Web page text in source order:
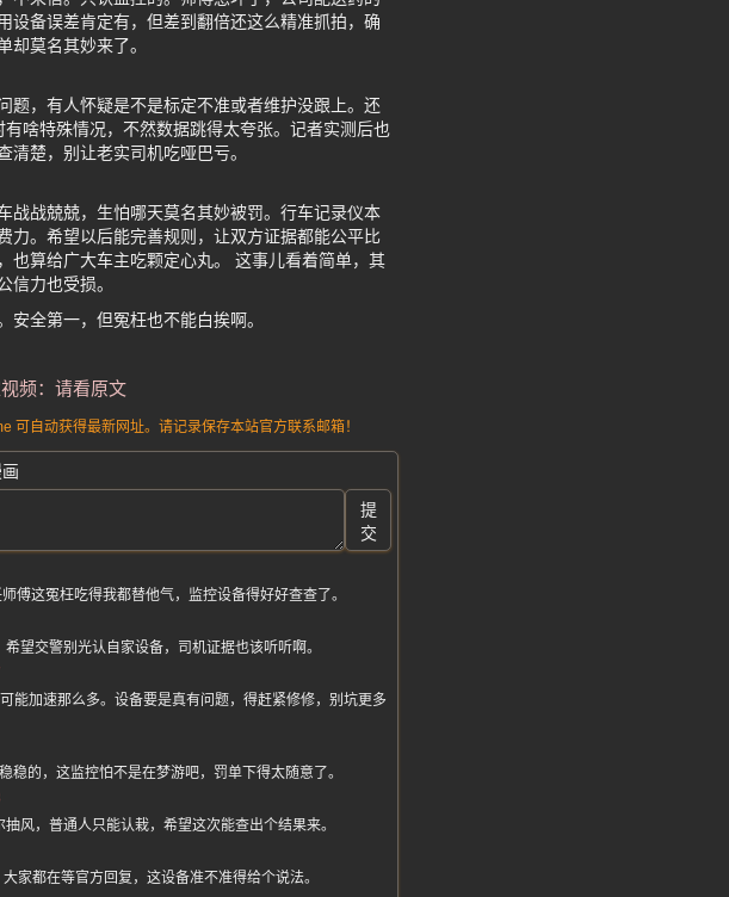
设备误差肯定有，但差到翻倍还这么精准抓拍，确
莫名其妙来了。
题，有人怀疑是不是标定不准或者维护没跟上。还
啥特殊情况，不然数据跳得太夸张。记者实测后也
楚，别让老实司机吃哑巴亏。
战战兢兢，生怕哪天莫名其妙被罚。行车记录仪本
力。希望以后能完善规则，让双方证据都能公平比
也算给广大车主吃颗定心丸。 这事儿看着简单，其
信力也受损。
全第一，但冤枉也不能白挨啊。
频：请看原文
可自动获得最新网址。请记录保存本站官方联系邮箱！
提
交
傅这冤枉吃得我都替他气，监控设备得好好查查了。
望交警别光认自家设备，司机证据也该听听啊。
能加速那么多。设备要是真有问题，得赶紧修修，别坑更多
的，这监控怕不是在梦游吧，罚单下得太随意了。
风，普通人只能认栽，希望这次能查出个结果来。
家都在等官方回复，这设备准不准得给个说法。